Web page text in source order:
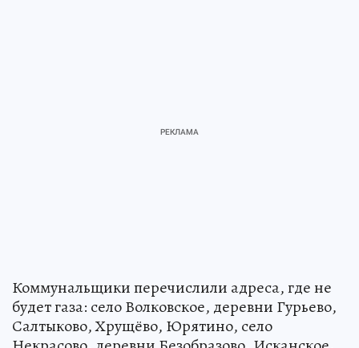
Коммунальщики перечислили адреса, где не
будет газа: село Волковское, деревни Гурьево,
Салтыково, Хрущёво, Юрятино, село